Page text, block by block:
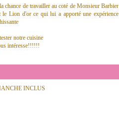
chance de travailler au coté de Monsieur Barbier
le Lion d'or ce qui lui a apporté une expérience
notre cuisine
intéresse!!!!!!
INCLUS